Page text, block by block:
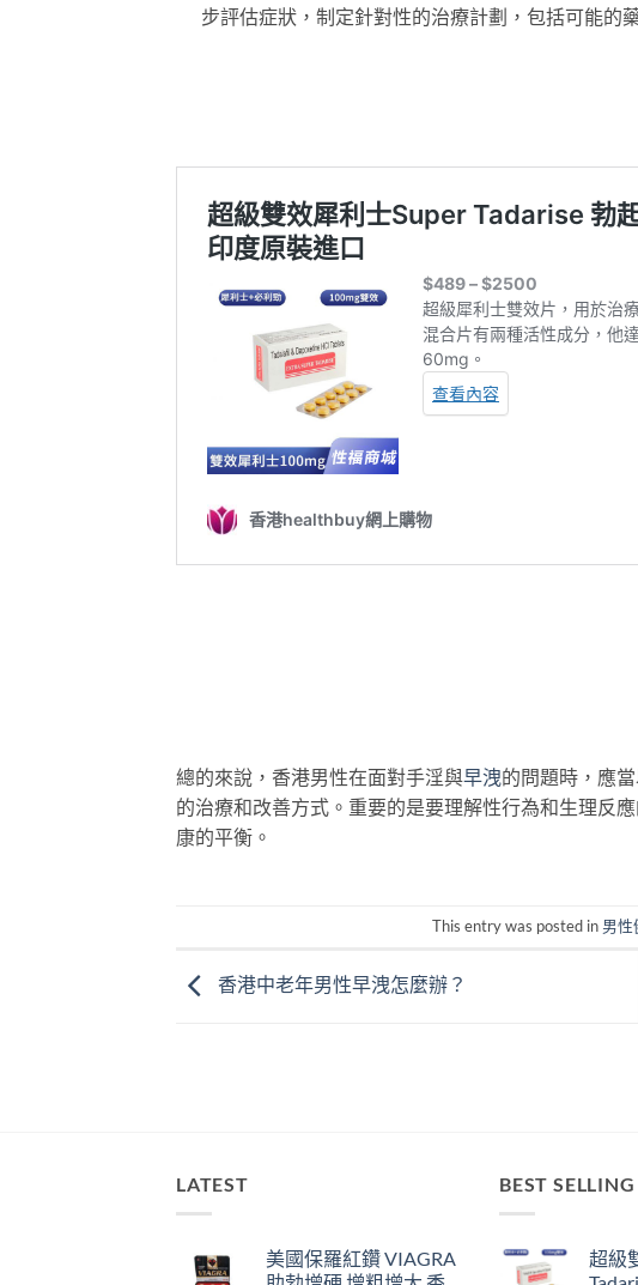
步評估症狀，制定針對性的治療計劃，包括可能的
總的來說，香港男性在面對手淫與早洩的問題時，應
的治療和改善方式。重要的是要理解性行為和生理反
康的平衡。
This entry was posted in 男性
香港中老年男性早洩怎麼辦？
LATEST
美國保羅紅鑽 VIAGRA
BEST SELLING
超級